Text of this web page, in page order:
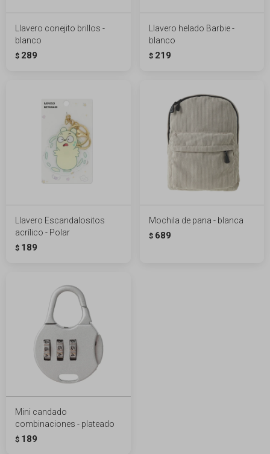
Llavero conejito brillos -
blanco
$ 289
Llavero helado Barbie -
blanco
$ 219
Llavero Escandalositos
acrílico - Polar
$ 189
Mochila de pana - blanca
$ 689
Mini candado
combinaciones - plateado
$ 189